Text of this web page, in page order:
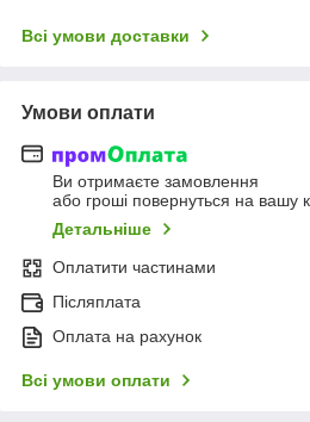
Всі умови доставки
Умови оплати
Ви отримаєте замовлення
або гроші повернуться на вашу
Детальніше
Оплатити частинами
Післяплата
Оплата на рахунок
Всі умови оплати